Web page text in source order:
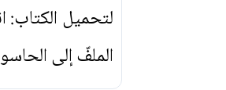
لتحميل الكتاب:
الملفّ إلى